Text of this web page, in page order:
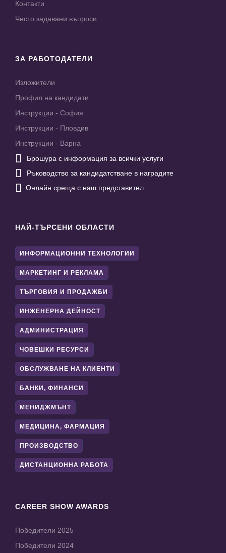
Контакти
Често задавани въпроси
ЗА РАБОТОДАТЕЛИ
Изложители
Профил на кандидати
Инструкции - София
Инструкции - Пловдив
Инструкции - Варна
 Брошура с информация за всички услуги
 Ръководство за кандидатстване в наградите
 Онлайн среща с наш представител
НАЙ-ТЪРСЕНИ ОБЛАСТИ
ИНФОРМАЦИОННИ ТЕХНОЛОГИИ
МАРКЕТИНГ И РЕКЛАМА
ТЪРГОВИЯ И ПРОДАЖБИ
ИНЖЕНЕРНА ДЕЙНОСТ
АДМИНИСТРАЦИЯ
ЧОВЕШКИ РЕСУРСИ
ОБСЛУЖВАНЕ НА КЛИЕНТИ
БАНКИ, ФИНАНСИ
МЕНИДЖМЪНТ
МЕДИЦИНА, ФАРМАЦИЯ
ПРОИЗВОДСТВО
ДИСТАНЦИОННА РАБОТА
CAREER SHOW AWARDS
Победители 2025
Победители 2024